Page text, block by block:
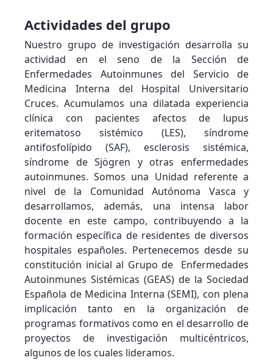
Actividades del grupo
Nuestro grupo de investigación desarrolla su
actividad en el seno de la Sección de
Enfermedades Autoinmunes del Servicio de
Medicina Interna del Hospital Universitario
Cruces. Acumulamos una dilatada experiencia
clínica con pacientes afectos de lupus
eritematoso sistémico (LES), síndrome
antifosfolípido (SAF), esclerosis sistémica,
síndrome de Sjögren y otras enfermedades
autoinmunes. Somos una Unidad referente a
nivel de la Comunidad Autónoma Vasca y
desarrollamos, además, una intensa labor
docente en este campo, contribuyendo a la
formación específica de residentes de diversos
hospitales españoles. Pertenecemos desde su
constitución inicial al Grupo de Enfermedades
Autoinmunes Sistémicas (GEAS) de la Sociedad
Española de Medicina Interna (SEMI), con plena
implicación tanto en la organización de
programas formativos como en el desarrollo de
proyectos de investigación multicéntricos,
algunos de los cuales lideramos.